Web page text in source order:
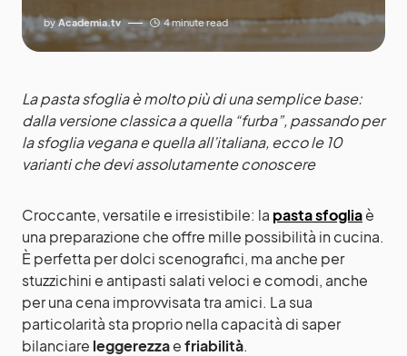
by Academia.tv 4 minute read
La pasta sfoglia è molto più di una semplice base:
dalla versione classica a quella “furba”, passando per
la sfoglia vegana e quella all’italiana, ecco le 10
varianti che devi assolutamente conoscere
Croccante, versatile e irresistibile: la pasta sfogliaè
una preparazione che offre mille possibilità in cucina.
È perfetta per dolci scenografici, ma anche per
stuzzichini e antipasti salati veloci e comodi, anche
per una cena improvvisata tra amici. La sua
particolarità sta proprio nella capacità di saper
bilanciare leggerezzaefriabilità.